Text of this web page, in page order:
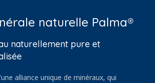
naturelle Palma®
naturellement pure et
alliance unique de minéraux, qui